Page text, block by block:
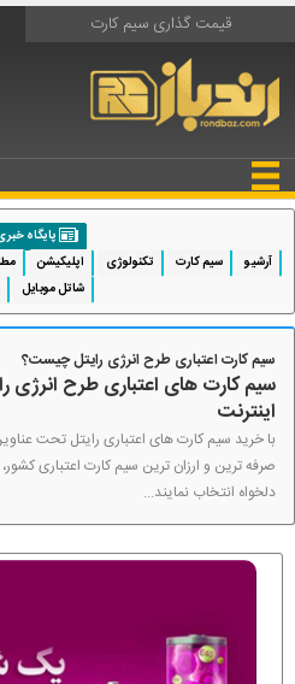
قیمت گذاری سیم کارت
پایگاه
آرشیو
سیم کارت تکنولوژی اپلیکیشن
شاتل موبایل
سیم کارت اعتباری طرح انرژی رایتل چیست؟
سیم کارت های اعتباری طرح انرژی
اینترنت
صرفه ترین و ارزان ترین سیم کارت اعتباری
دلخواه انتخاب نمایند...